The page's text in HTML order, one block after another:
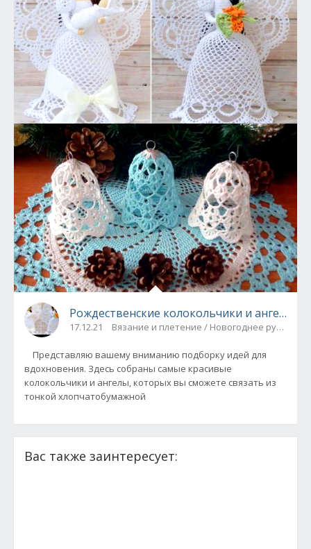
Рождественские колокольчики и ангелы
17.12.21 Вязание и плетение / Новогоднее
Представляю вашему вниманию подборку идей для
вдохновения. Здесь собраны самые красивые
колокольчики и ангелы, которых вы сможете связать из
тонкой хлопчатобумажной
Вас также заинтересует: